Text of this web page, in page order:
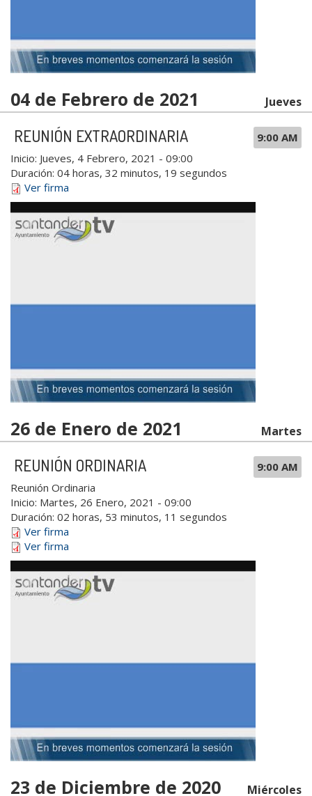
04 de Febrero de 2021 Jueves
9:00 AM
REUNIÓN EXTRAORDINARIA
Inicio: Jueves, 4 Febrero, 2021 - 09:00
Duración: 04 horas, 32 minutos, 19 segundos
Ver firma
26 de Enero de 2021 Martes
9:00 AM
REUNIÓN ORDINARIA
Reunión Ordinaria
Inicio: Martes, 26 Enero, 2021 - 09:00
Duración: 02 horas, 53 minutos, 11 segundos
Ver firma
Ver firma
23 de Diciembre de 2020 Miércoles